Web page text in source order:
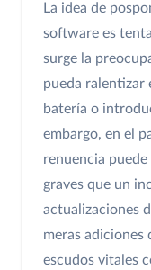
La idea de
software es
surge la
pueda ralentizar
batería o
embargo, en el
renuencia
graves que un
actualizaciones
meras adiciones
escudos vitales